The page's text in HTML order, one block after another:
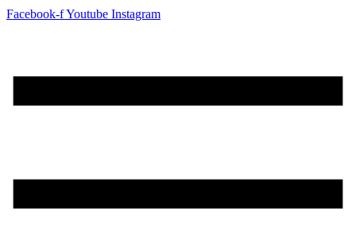
Facebook-fYoutube Instagram